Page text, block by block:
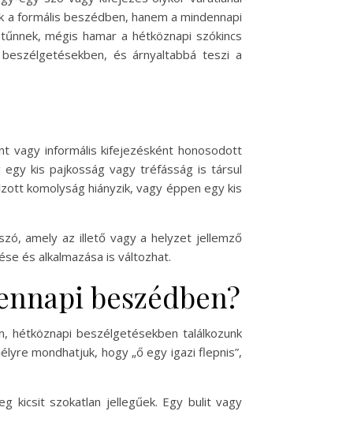
formális beszédben, hanem a mindennapi
mégis hamar a hétköznapi szókincs
és árnyaltabbá teszi a
vagy informális kifejezésként honosodott
egy kis pajkosság vagy tréfásság is társul
komolyság hiányzik, vagy éppen egy kis
amely az illető vagy a helyzet jellemző
és alkalmazása is változhat.
beszédben?
hétköznapi beszélgetésekben találkozunk
mondhatjuk, hogy „ő egy igazi flepnis”,
kicsit szokatlan jellegűek. Egy bulit vagy